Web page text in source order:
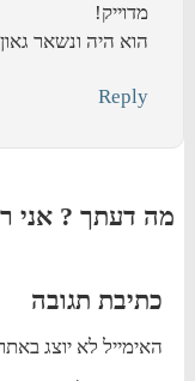
מדוייק!
הוא היה ונשאר
Reply
מה דעתך ? אני
כתיבת תגובה
האימייל לא יוצג